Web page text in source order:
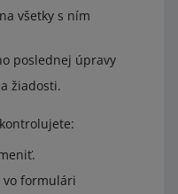
všetky s ním
poslednej úpravy
žiadosti.
vo formulári